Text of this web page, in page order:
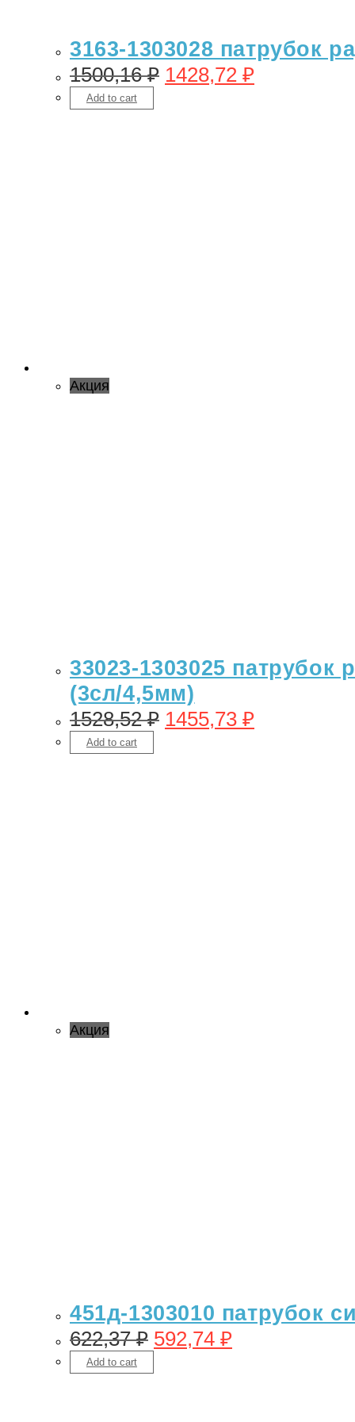
3163-1303028 патрубок
1500,16₽ 1428,72 ₽
Add to cart
Акция
33023-1303025 патрубок
(3сл/4,5мм)
1528,52₽ 1455,73 ₽
Add to cart
Акция
451д-1303010 патрубок
622,37₽ 592,74 ₽
Add to cart